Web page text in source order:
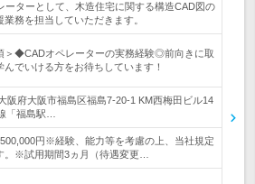
ーターとして、木造住宅に関する構造CAD図の
務を担当していただきます。
＞◆CADオペレーターの実務経験◎前向きに取
んでいける方をお待ちしています！
阪府大阪市福島区福島7‐20‐1 KM西梅田ビル14
「福島駅…
円※経験、能力等を考慮の上、当社規定
。※試用期間3ヵ月（待遇変更…